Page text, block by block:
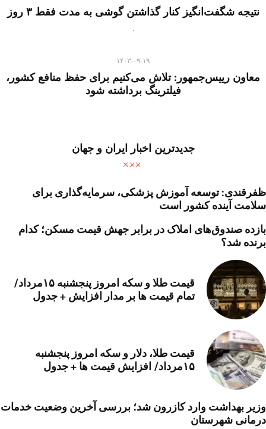
نتیجه شگفت‌انگیز کنار گذاشتن گوشی به مدت فقط ۳ روز
۱۴۰۳-۰۹-۱۹
معاون رییس‌جمهور: تلاش می‌کنیم برای حفظ منافع کشور،
فیلترینگ برداشته شود
جدیدترین اخبار ایران و جهان
ظفرقندی: توسعه آموزش پزشکی، سرمایه‌گذاری برای
سلامت آینده کشور است
بازده صندوق‌های املاک در برابر جهش قیمت مسکن؛ کدام
برنده شد؟
قیمت طلا و سکه امروز پنجشنبه ۱۵مرداد/
تمام قیمت ها بر مدار افزایش + جدول
قیمت طلا، دلار و سکه امروز پنجشنبه
۱۵مرداد/ افزایش قیمت ها + جدول
وزیر بهداشت وارد کازرون شد؛ بررسی آخرین وضعیت خدمات
درمانی شهرستان